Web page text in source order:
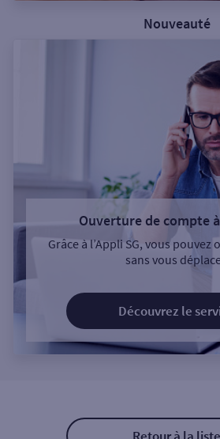
Nouveauté
Ouverture de compte
Grâce à l’Appli SG, vous
sans vous
Découvrez le